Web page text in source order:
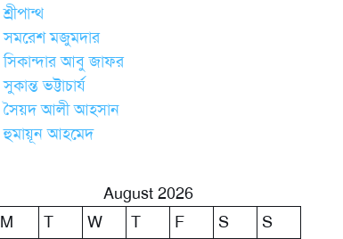
শ্রীপান্থ
সমরেশ মজুমদার
সিকান্দার আবু জাফর
সুকান্ত ভট্টাচার্য
সৈয়দ আলী আহসান
হুমায়ূন আহমেদ
August 2026
M
T W T F S S